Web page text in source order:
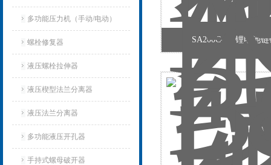
多功能压力机（手动/电动）
螺栓修复器
液压螺栓拉伸器
液压楔型法兰分离器
液压法兰分离器
多功能液压开孔器
手持式螺母破开器
MSA200C-BQ锂电池